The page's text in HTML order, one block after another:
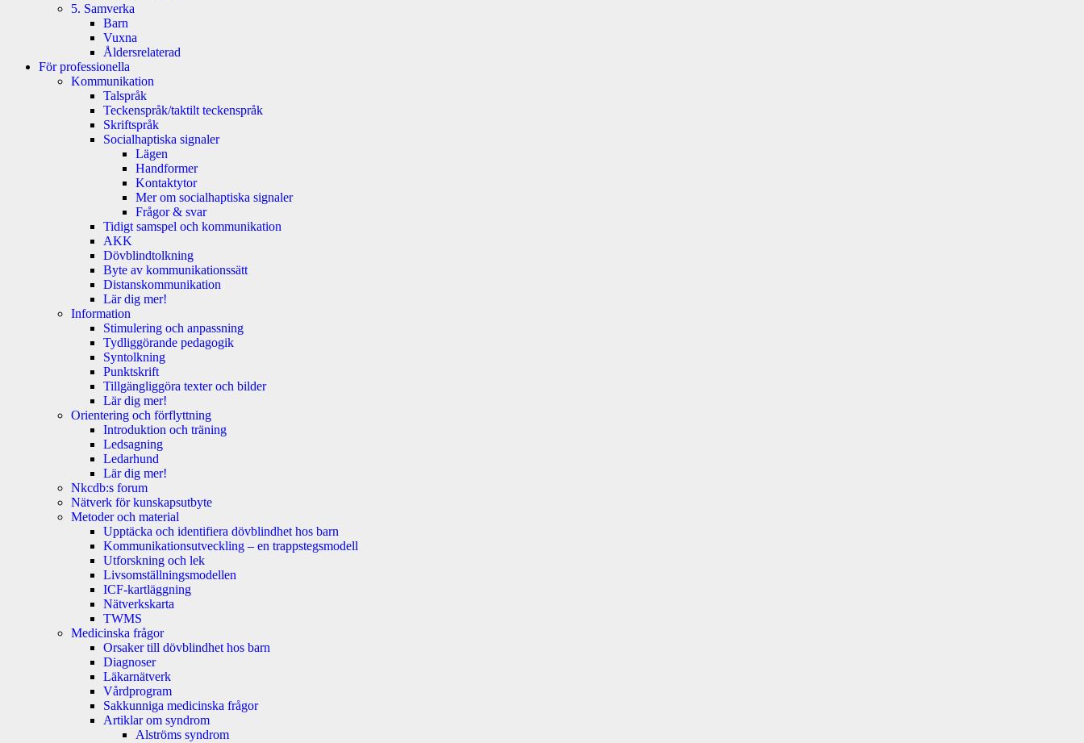
5. Samverka
Barn
Vuxna
Åldersrelaterad
För professionella
Kommunikation
Talspråk
Teckenspråk/taktilt teckenspråk
Skriftspråk
Socialhaptiska signaler
Lägen
Handformer
Kontaktytor
Mer om socialhaptiska signaler
Frågor & svar
Tidigt samspel och kommunikation
AKK
Dövblindtolkning
Byte av kommunikationssätt
Distanskommunikation
Lär dig mer!
Information
Stimulering och anpassning
Tydliggörande pedagogik
Syntolkning
Punktskrift
Tillgängliggöra texter och bilder
Lär dig mer!
Orientering och förflyttning
Introduktion och träning
Ledsagning
Ledarhund
Lär dig mer!
Nkcdb:s forum
Nätverk för kunskapsutbyte
Metoder och material
Upptäcka och identifiera dövblindhet hos barn
Kommunikationsutveckling – en trappstegsmodell
Utforskning och lek
Livsomställningsmodellen
ICF-kartläggning
Nätverkskarta
TWMS
Medicinska frågor
Orsaker till dövblindhet hos barn
Diagnoser
Läkarnätverk
Vårdprogram
Sakkunniga medicinska frågor
Artiklar om syndrom
Alströms syndrom